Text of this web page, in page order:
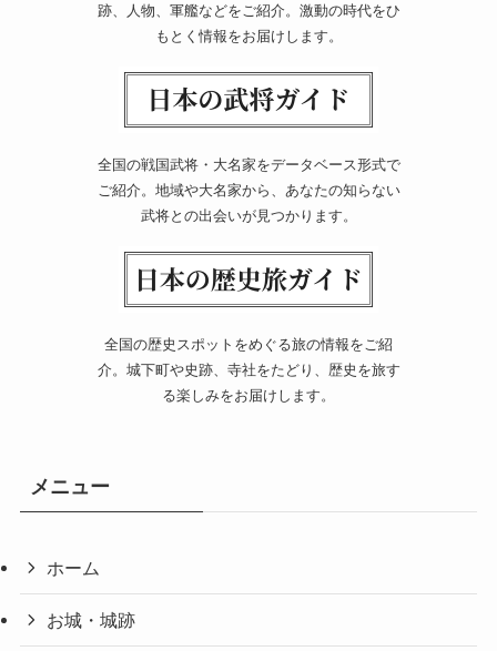
跡、人物、軍艦などをご紹介。激動の時代をひ
もとく情報をお届けします。
全国の戦国武将・大名家をデータベース形式で
ご紹介。地域や大名家から、あなたの知らない
武将との出会いが見つかります。
全国の歴史スポットをめぐる旅の情報をご紹
介。城下町や史跡、寺社をたどり、歴史を旅す
る楽しみをお届けします。
メニュー
ホーム
お城・城跡